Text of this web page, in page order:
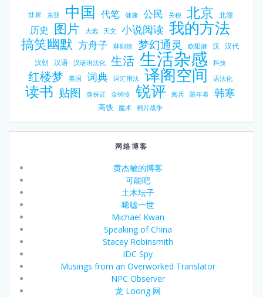
世界 东亚 中国 代笔 健康 公民 关税 北京 北漂
历史 图片 大炮 天文 小说阅读 我的方法
搞笑幽默 方舟子 林则徐 梦幻通灵 欧阳健 汉 汉代
汉朝 汉语 汉语语法化 生活 生活杂感 科技
红楼梦 美国 词典 词汇用法 译阁空间 语法化
读书 贴图 身份证 金钟泠 锐评 阅兵 陈年希 韩寒
高铁 魔术 鸦片战争
网络博客
黄杰敏的博客
可能吧
土木坛子
唏嘘一世
Michael Kwan
Speaking of China
Stacey Robinsmith
IDC Spy
Musings from an Overworked Translator
NPC Observer
龙 Loong 网